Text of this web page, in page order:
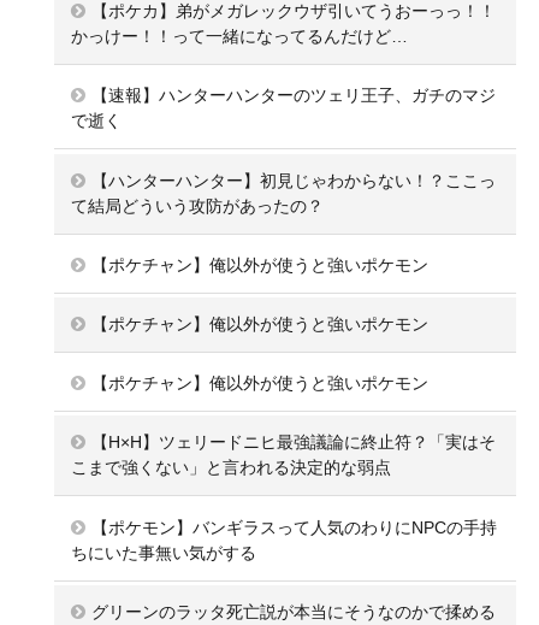
【ポケカ】弟がメガレックウザ引いてうおーっっ！！
かっけー！！って一緒になってるんだけど…
【速報】ハンターハンターのツェリ王子、ガチのマジ
で逝く
【ハンターハンター】初見じゃわからない！？ここっ
て結局どういう攻防があったの？
【ポケチャン】俺以外が使うと強いポケモン
【ポケチャン】俺以外が使うと強いポケモン
【ポケチャン】俺以外が使うと強いポケモン
【H×H】ツェリードニヒ最強議論に終止符？「実はそ
こまで強くない」と言われる決定的な弱点
【ポケモン】バンギラスって人気のわりにNPCの手持
ちにいた事無い気がする
グリーンのラッタ死亡説が本当にそうなのかで揉める